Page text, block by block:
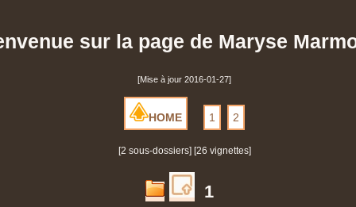
sur la page de Maryse
[Mise à jour 2016-01-27]
HOME 1 2
[2 sous-dossiers] [26 vignettes]
1